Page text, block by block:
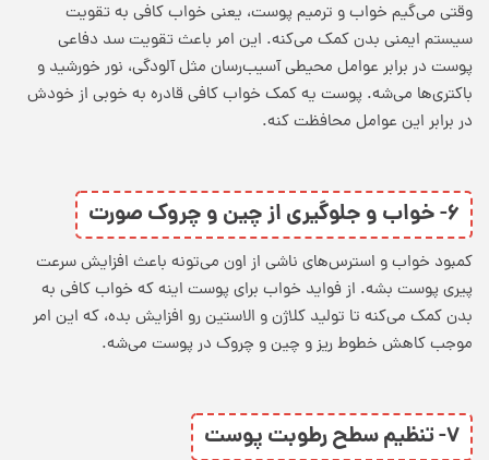
وقتی می‌گیم خواب و ترمیم پوست، یعنی خواب کافی به تقویت
سیستم ایمنی بدن کمک می‌کنه. این امر باعث تقویت سد دفاعی
پوست در برابر عوامل محیطی آسیب‌رسان مثل آلودگی، نور خورشید و
باکتری‌ها می‌شه. پوست یه کمک خواب کافی قادره به خوبی از خودش
در برابر این عوامل محافظت کنه.
۶- خواب و جلوگیری از چین و چروک صورت
کمبود خواب و استرس‌های ناشی از اون می‌تونه باعث افزایش سرعت
پیری پوست بشه. ازفواید خواب برای پوست اینه که خواب کافی به
بدن کمک می‌کنه تا تولید کلاژن و الاستین رو افزایش بده، که این امر
موجب کاهش خطوط ریز و چین و چروک در پوست می‌شه.
۷- تنظیم سطح رطوبت پوست